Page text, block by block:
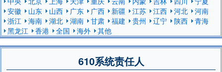
安徽
山东 山西 广东 广西 新疆 江苏 江西 河北
河南
浙江
海南 湖北 湖南 甘肃 福建 贵州 辽宁 陕西
青海
黑龙江
香港 全国 海外 其他
610系统责任人